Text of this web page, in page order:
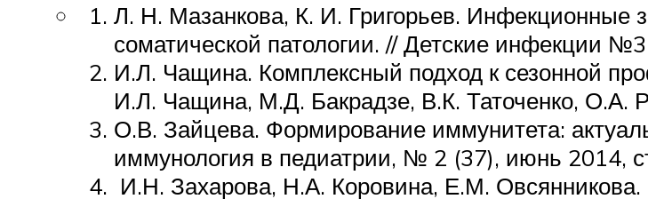
Л. Н. Мазанкова, К. И. Григорьев. Инфекционные
соматической патологии. // Детские инфекции
И.Л. Чащина. Комплексный подход к сезонной
И.Л. Чащина, М.Д. Бакрадзе, В.К. Таточенко, О.А.
О.В. Зайцева. Формирование иммунитета:
иммунология в педиатрии, № 2 (37), июнь 2014,
И.Н. Захарова, Н.А. Коровина, Е.М.